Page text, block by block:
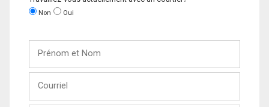
Non Oui
Nom